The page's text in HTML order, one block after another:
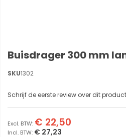
Buisdrager 300 mm
SKU1302
Schrijf de eerste review over dit product
€ 27,23
€ 22,50